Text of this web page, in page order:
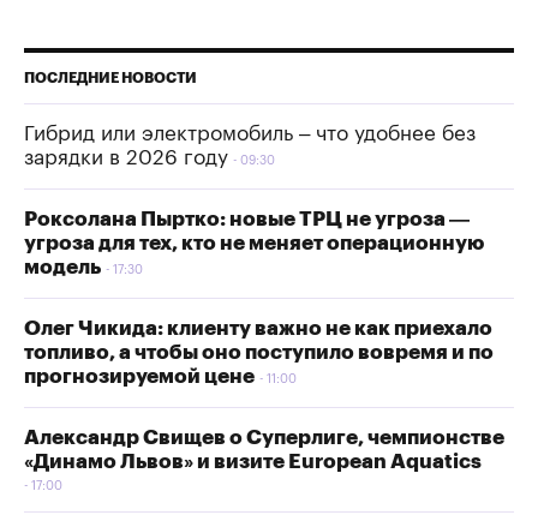
ПОСЛЕДНИЕ НОВОСТИ
Гибрид или электромобиль – что удобнее без
зарядки в 2026 году
09:30
Роксолана Пыртко: новые ТРЦ не угроза —
угроза для тех, кто не меняет операционную
модель
17:30
Олег Чикида: клиенту важно не как приехало
топливо, а чтобы оно поступило вовремя и по
прогнозируемой цене
11:00
Александр Свищев о Суперлиге, чемпионстве
«Динамо Львов» и визите European Aquatics
17:00